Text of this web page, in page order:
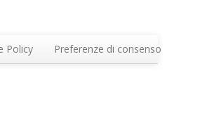
Policy Preferenze di consenso